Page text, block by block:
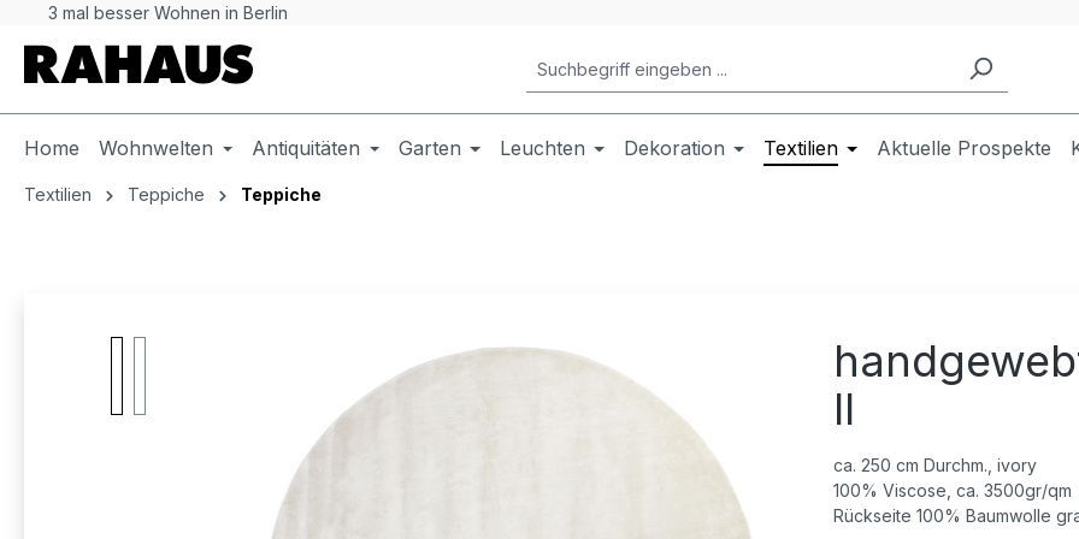
Hauptinhalt springen
Zur Suche springen
Zur Hauptnavigation springen
3 mal besser Wohnen in Berlin
Home Wohnwelten Antiquitäten Garten Leuchten Dekoration Textilien Aktuelle Prospekte
Textilien Teppiche Teppiche
II
ca. 250 cm Durchm., ivory
100% Viscose, ca. 3500gr/qm
Rückseite 100% Baumwolle